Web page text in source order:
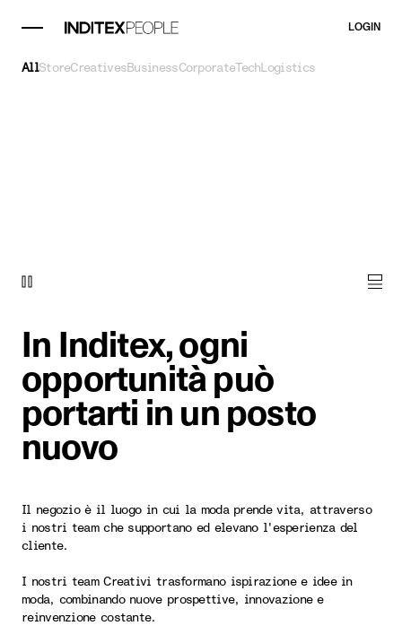
LOGIN
AllStoreCreativesBusinessCorporateTechLogistics
In Inditex, ogni
opportunità può
portarti in un posto
nuovo
Il negozio è il luogo in cui la moda prende vita, attraverso
i nostri team che supportano ed elevano l'esperienza del
cliente.
I nostri team Creativi trasformano ispirazione e idee in
moda, combinando nuove prospettive, innovazione e
reinvenzione costante.